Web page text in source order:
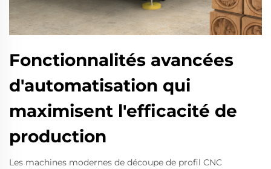
Fonctionnalités avancées
d'automatisation qui
maximisent l'efficacité de
production
Les machines modernes de découpe de profil CNC